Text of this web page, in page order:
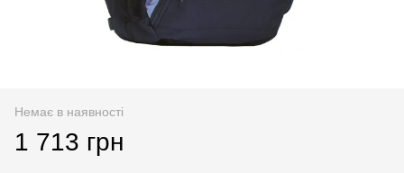
Немає в наявності
1 713 грн